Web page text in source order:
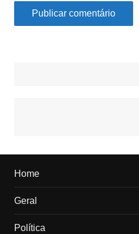
Home
Geral
Política